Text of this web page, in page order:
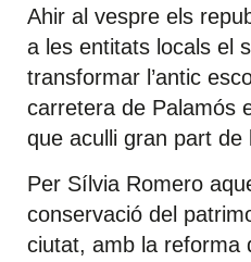
Ahir al vespre els
a les entitats locals el
transformar l’antic
carretera de Palamós
que aculli gran part de
Per Sílvia Romero
conservació del
ciutat, amb la reforma